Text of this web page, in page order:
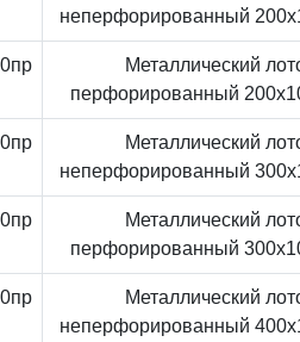
неперфорированный
Металлический
перфорированный
Металлический
неперфорированный
Металлический
перфорированный
Металлический
неперфорированный